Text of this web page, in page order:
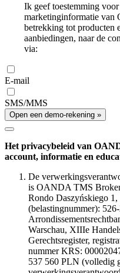
Ik geef toestemming
marketinginformatie
betrekking tot producten
aanbiedingen, naar de
via:
E-mail
SMS/MMS
Open een demo-rekening »
Het privacybeleid van
account, informatie en
De
is OANDA TMS
Rondo Daszyńskiego
(belastingnummer):
Warschau, XIIIe
Gerechtsregister,
nummer KRS:
537 560 PLN (volledig